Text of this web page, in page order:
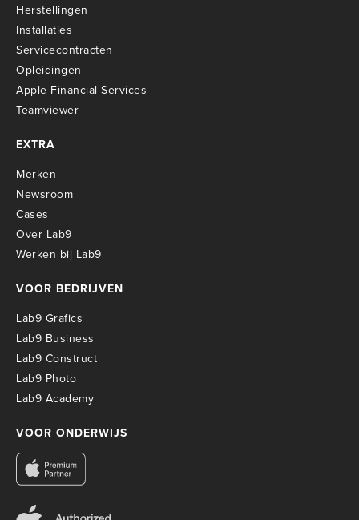
Herstellingen
Installaties
Servicecontracten
Opleidingen
Apple Financial Services
Teamviewer
EXTRA
Merken
Newsroom
Cases
Over Lab9
Werken bij Lab9
VOOR BEDRIJVEN
Lab9 Grafics
Lab9 Business
Lab9 Construct
Lab9 Photo
Lab9 Academy
VOOR ONDERWIJS